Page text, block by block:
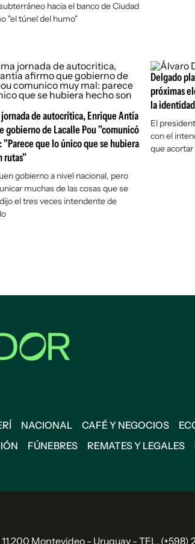
hacia el banco de Ciudad
"el túnel del humo"
de autocrítica, Enrique Antía
gobierno de Lacalle Pou "comunicó
"Parece que lo único que se hubiera
rutas"
gobierno a nivel nacional, pero
muchas de las cosas que se
el tres veces intendente de
Delgado
próximas
la
El
con el
que
NACIONAL CAFÉ Y NEGOCIOS
FÚNEBRES REMATES Y LEGALES
Montevideo - Uruguay - TEL. (+598)